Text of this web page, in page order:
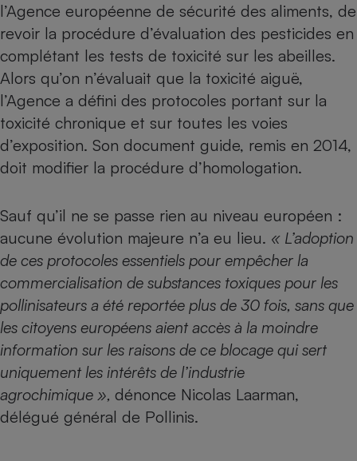
l’Agence européenne de sécurité des aliments, de
revoir la procédure d’évaluation des pesticides en
complétant les tests de toxicité sur les abeilles.
Alors qu’on n’évaluait que la toxicité aiguë,
l’Agence a défini des protocoles portant sur la
toxicité chronique et sur toutes les voies
d’exposition. Son document guide, remis en 2014,
doit modifier la procédure d’homologation.
Sauf qu’il ne se passe rien au niveau européen :
aucune évolution majeure n’a eu lieu. « L’adoption
de ces protocoles essentiels pour empêcher la
commercialisation de substances toxiques pour les
pollinisateurs a été reportée plus de 30 fois, sans que
les citoyens européens aient accès à la moindre
information sur les raisons de ce blocage qui sert
uniquement les intérêts de l’industrie
agrochimique », dénonce Nicolas Laarman,
délégué général de Pollinis.
bouteille
Banque
Lave-linge
Plaque de cuisson à
induction
Téléphone mobile -
Smartphone
Antivirus
Matelas
Radiateur électrique
Climatiseur -
Ventilateur
Antimoustique